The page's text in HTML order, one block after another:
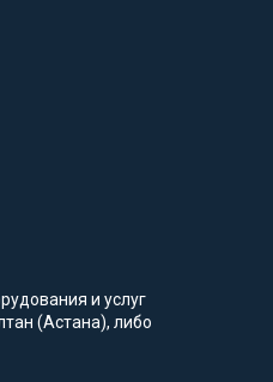
и услуг
(Астана), либо